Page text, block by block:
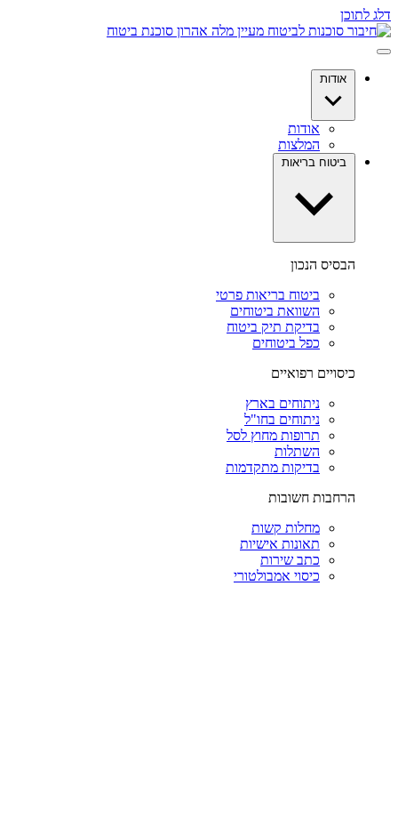
דלג לתוכן
אודות
אודות
המלצות
ביטוח בריאות
הבסיס הנכון
ביטוח בריאות פרטי
השוואת ביטוחים
בדיקת תיק ביטוח
כפל ביטוחים
כיסויים רפואיים
ניתוחים בארץ
ניתוחים בחו"ל
תרופות מחוץ לסל
השתלות
בדיקות מתקדמות
הרחבות חשובות
מחלות קשות
תאונות אישיות
כתב שירות
כיסוי אמבולטורי